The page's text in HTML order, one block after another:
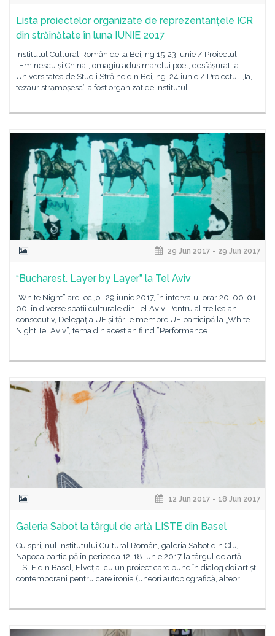
Lista proiectelor organizate de reprezentanțele ICR
din străinătate în luna IUNIE 2017
Institutul Cultural Român de la Beijing 15-23 iunie / Proiectul
„Eminescu și China“, omagiu adus marelui poet, desfășurat la
Universitatea de Studii Străine din Beijing. 24 iunie / Proiectul „Ia,
tezaur strămoșesc“ a fost organizat de Institutul
29 Jun 2017 - 29 Jun 2017
“Bucharest. Layer by Layer” la Tel Aviv
„White Night” are loc joi, 29 iunie 2017, în intervalul orar 20. 00-01.
00, în diverse spații culturale din Tel Aviv. Pentru al treilea an
consecutiv, Delegația UE și țările membre UE participă la „White
Night Tel Aviv”, tema din acest an fiind ”Performance
12 Jun 2017 - 18 Jun 2017
Galeria Sabot la târgul de artă LISTE din Basel
Cu sprijinul Institutului Cultural Român, galeria Sabot din Cluj-
Napoca participă în perioada 12-18 iunie 2017 la târgul de artă
LISTE din Basel, Elveția, cu un proiect care pune în dialog doi artiști
contemporani pentru care ironia (uneori autobiografică, alteori